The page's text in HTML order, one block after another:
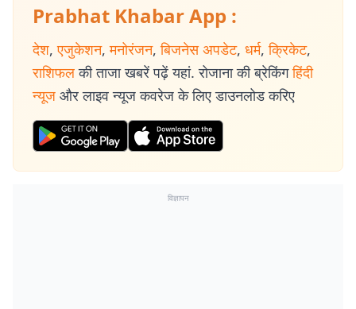
Prabhat Khabar App :
देश, एजुकेशन, मनोरंजन, बिजनेस अपडेट, धर्म, क्रिकेट,
राशिफल की ताजा खबरें पढ़ें यहां. रोजाना की ब्रेकिंग हिंदी
न्यूज और लाइव न्यूज कवरेज के लिए डाउनलोड करिए
विज्ञापन